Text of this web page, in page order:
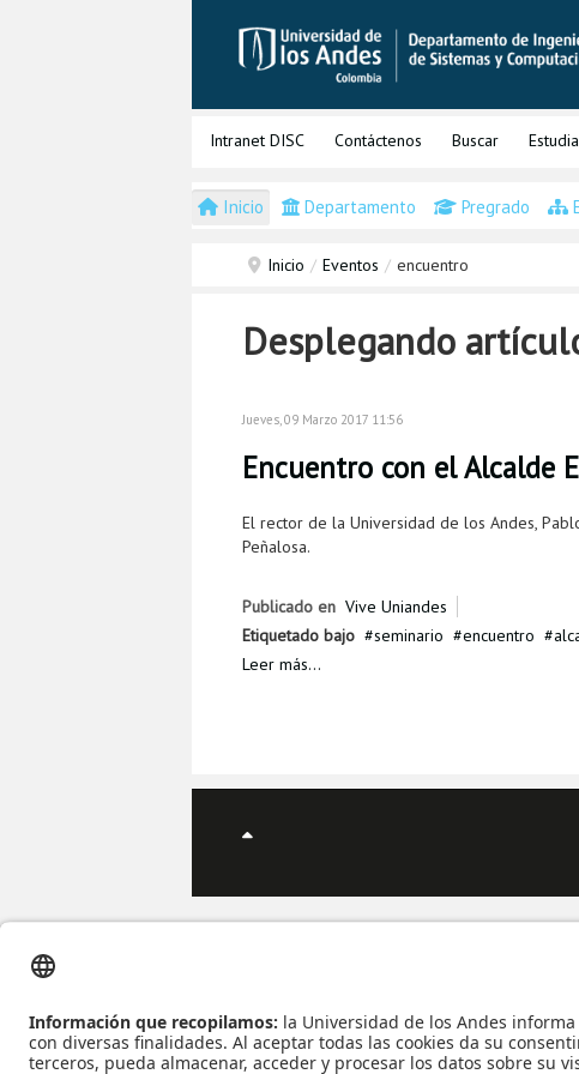
Intranet DISC Contáctenos Buscar
Inicio Departamento Pregrado
Inicio / Eventos / encuentro
Desplegando
Jueves, 09 Marzo 2017 11:56
Encuentro con el Alcalde
El rector de la Universidad de los Andes,
Peñalosa.
Publicado en Vive Uniandes
Etiquetado bajo
seminario encuentro
Leer más...